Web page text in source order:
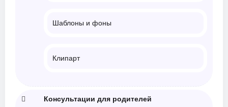
Шаблоны и фоны
Клипарт
Консультации для родителей